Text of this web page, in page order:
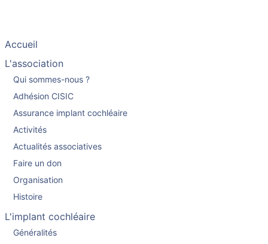
Accueil
L'association
Qui sommes-nous ?
Adhésion CISIC
Assurance implant cochléaire
Activités
Actualités associatives
Faire un don
Organisation
Histoire
L'implant cochléaire
Généralités